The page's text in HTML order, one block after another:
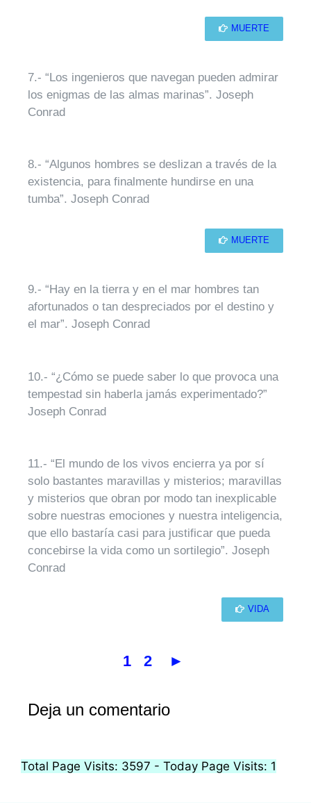
MUERTE
7.- “Los ingenieros que navegan pueden admirar
los enigmas de las almas marinas”. Joseph
Conrad
8.- “Algunos hombres se deslizan a través de la
existencia, para finalmente hundirse en una
tumba”. Joseph Conrad
MUERTE
9.- “Hay en la tierra y en el mar hombres tan
afortunados o tan despreciados por el destino y
el mar”. Joseph Conrad
10.- “¿Cómo se puede saber lo que provoca una
tempestad sin haberla jamás experimentado?”
Joseph Conrad
11.- “El mundo de los vivos encierra ya por sí
solo bastantes maravillas y misterios; maravillas
y misterios que obran por modo tan inexplicable
sobre nuestras emociones y nuestra inteligencia,
que ello bastaría casi para justificar que pueda
concebirse la vida como un sortilegio”. Joseph
Conrad
VIDA
1 2 ►
Deja un comentario
Total Page Visits: 3597 - Today Page Visits: 1